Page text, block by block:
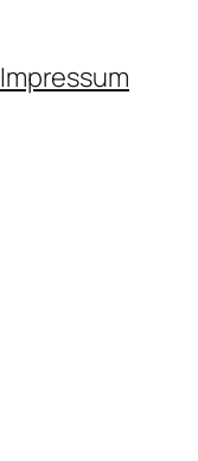
Impressum